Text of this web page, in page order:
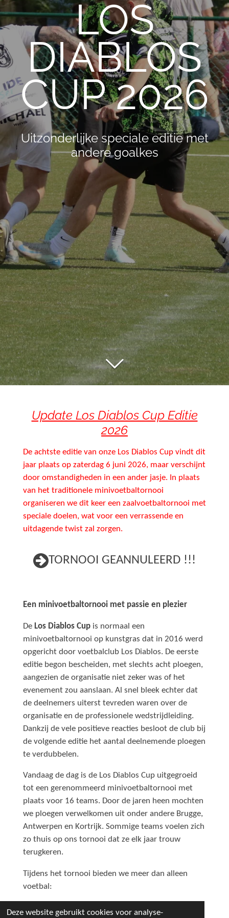
Deze website gebruikt cookies voor analyse-
LOS
DIABLOS
CUP 2026
Uitzonderlijke speciale editie met
andere goalkes
Update Los Diablos Cup Editie
2026
De achtste editie van onze Los Diablos Cup vindt dit
jaar plaats op zaterdag 6 juni 2026, maar verschijnt
door omstandigheden in een ander jasje. In plaats
van het traditionele minivoetbaltornooi
organiseren we dit keer een zaalvoetbaltornooi met
speciale doelen, wat voor een verrassende en
uitdagende twist zal zorgen.
TORNOOI GEANNULEERD !!!
Een minivoetbaltornooi met passie en plezier
De Los Diablos Cupis normaal een
minivoetbaltornooi op kunstgras dat in 2016 werd
opgericht door voetbalclub Los Diablos. De eerste
editie begon bescheiden, met slechts acht ploegen,
aangezien de organisatie niet zeker was of het
evenement zou aanslaan. Al snel bleek echter dat
de deelnemers uiterst tevreden waren over de
organisatie en de professionele wedstrijdleiding.
Dankzij de vele positieve reacties besloot de club bij
de volgende editie het aantal deelnemende ploegen
te verdubbelen.
Vandaag de dag is de Los Diablos Cup uitgegroeid
tot een gerenommeerd minivoetbaltornooi met
plaats voor 16 teams. Door de jaren heen mochten
we ploegen verwelkomen uit onder andere Brugge,
Antwerpen en Kortrijk. Sommige teams voelen zich
zo thuis op ons tornooi dat ze elk jaar trouw
terugkeren.
Tijdens het tornooi bieden we meer dan alleen
voetbal:
Eten en drinken
: Geniet van verse Frieten en